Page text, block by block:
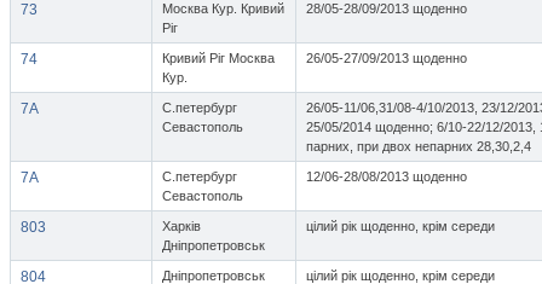
73
Москва Кур. Кривий
Ріг
28/05-28/09/2013 щоденно
74
Кривий Ріг Москва
Кур.
26/05-27/09/2013 щоденно
7А
С.петербург
Севастополь
26/05-11/06,31/08-4/10/2013, 23/12/
25/05/2014 щоденно; 6/10-22/12/2013,
парних, при двох непарних 28,30,2,4
7А
С.петербург
Севастополь
12/06-28/08/2013 щоденно
803
Харків
Дніпропетровськ
цілий рік щоденно, крім середи
804
Дніпропетровськ
цілий рік щоденно, крім середи